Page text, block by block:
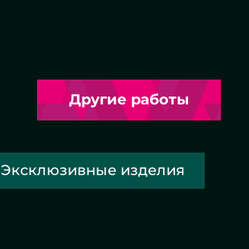
Другие работы
Эксклюзивные изделия